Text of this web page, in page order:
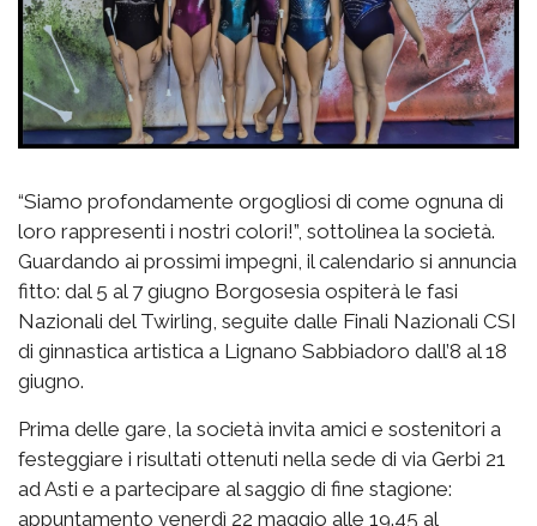
“Siamo profondamente orgogliosi di come ognuna di
loro rappresenti i nostri colori!”, sottolinea la società.
Guardando ai prossimi impegni, il calendario si annuncia
fitto: dal 5 al 7 giugno Borgosesia ospiterà le fasi
Nazionali del Twirling, seguite dalle Finali Nazionali CSI
di ginnastica artistica a Lignano Sabbiadoro dall’8 al 18
giugno.
Prima delle gare, la società invita amici e sostenitori a
festeggiare i risultati ottenuti nella sede di via Gerbi 21
ad Asti e a partecipare al saggio di fine stagione:
appuntamento venerdì 22 maggio alle 19.45 al